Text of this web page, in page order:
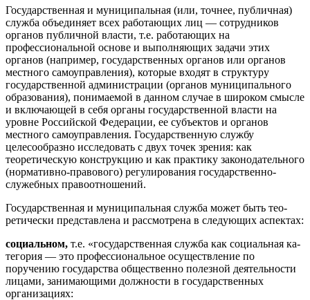
Государственная и муниципальная (или, точнее, публичная)
служба объединяет всех работающих лиц — сотрудников
орга­нов публичной власти, т.е. работающих на
профессиональной основе и выполняющих задачи этих
органов (например, государ­ственных органов или органов
местного самоуправления), кото­рые входят в структуру
государственной администрации (орга­нов муниципального
образования), понимаемой в данном случае в широком смысле
и включающей в себя органы государствен­ной власти на
уровне Российской Федерации, ее субъектов и органов
местного самоуправления. Государственную службу
целесообразно исследовать с двух точек зрения: как
теоретическую конструкцию и как практику законодательного
(нормативно-правового) регулирования госу­дарственно-
служебных правоотношений.
Государственная и муниципальная служба может быть тео­
ретически представлена и рассмотрена в следующих аспектах:
социальном, т.е. «государственная служба как социальная ка­
тегория — это профессиональное осуществление по
поручению государства общественно полезной деятельности
лицами, зани­мающими должности в государственных
организациях: